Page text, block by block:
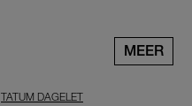
MEER
TATUM DAGELET